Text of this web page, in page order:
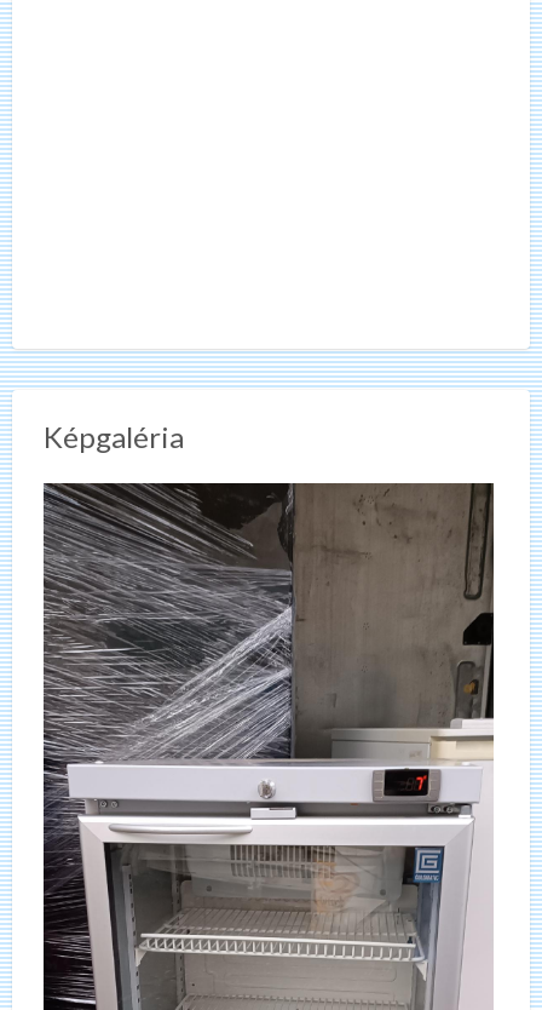
Képgaléria